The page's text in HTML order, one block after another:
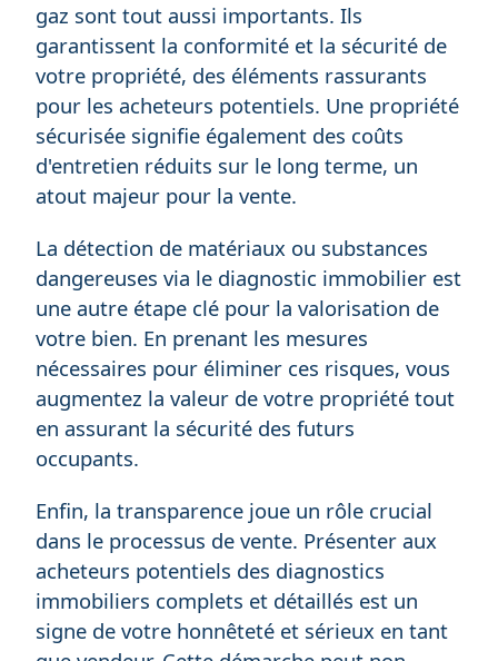
gaz sont tout aussi importants. Ils
garantissent la conformité et la sécurité de
votre propriété, des éléments rassurants
pour les acheteurs potentiels. Une propriété
sécurisée signifie également des coûts
d'entretien réduits sur le long terme, un
atout majeur pour la vente.
La détection de matériaux ou substances
dangereuses via le diagnostic immobilier est
une autre étape clé pour la valorisation de
votre bien. En prenant les mesures
nécessaires pour éliminer ces risques, vous
augmentez la valeur de votre propriété tout
en assurant la sécurité des futurs
occupants.
Enfin, la transparence joue un rôle crucial
dans le processus de vente. Présenter aux
acheteurs potentiels des diagnostics
immobiliers complets et détaillés est un
signe de votre honnêteté et sérieux en tant